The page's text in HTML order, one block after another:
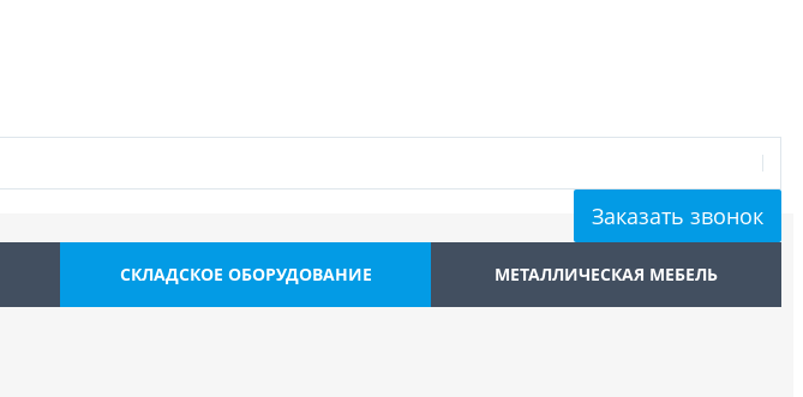
Заказать звонок
СКЛАДСКОЕ ОБОРУДОВАНИЕ МЕТАЛЛИЧЕСКАЯ МЕБЕЛЬ